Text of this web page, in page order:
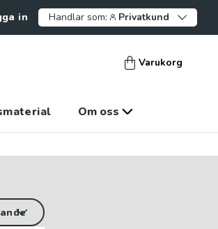
in Handlar som: Privatkund
Varukorg
Om oss